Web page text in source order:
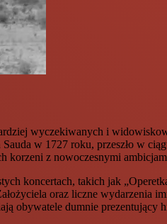
wyczekiwanych i
w 1727 roku, przeszło w
korzeni z nowoczesnymi
koncertach, takich jak
oraz liczne wydarzenia
obywatele dumnie prezentujący